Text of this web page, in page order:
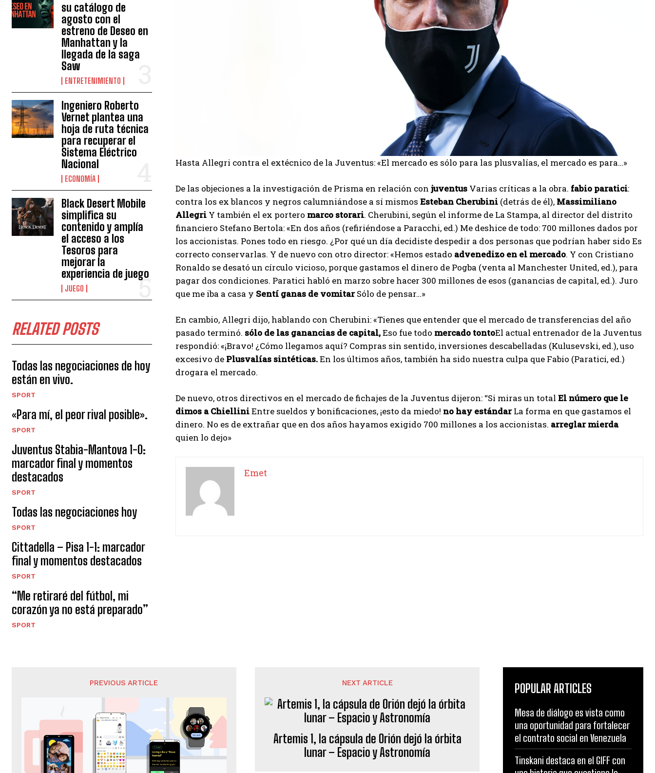
I WANT IN
I've read and accept the Privacy Policy.
su catálogo de
agosto con el
estreno de Deseo en
Manhattan y la
llegada de la saga
Saw
ENTRETENIMIENTO
Ingeniero Roberto
Vernet plantea una
hoja de ruta técnica
para recuperar el
Sistema Eléctrico
Nacional
ECONOMÍA
Black Desert Mobile
simplifica su
contenido y amplía
el acceso a los
Tesoros para
mejorar la
experiencia de juego
JUEGO
RELATED POSTS
Todas las negociaciones de hoy
están en vivo.
SPORT
«Para mí, el peor rival posible».
SPORT
Juventus Stabia-Mantova 1-0:
marcador final y momentos
destacados
SPORT
Todas las negociaciones hoy
SPORT
Cittadella – Pisa 1-1: marcador
final y momentos destacados
SPORT
“Me retiraré del fútbol, ​​mi
corazón ya no está preparado”
SPORT
Hasta Allegri contra el extécnico de la Juventus: «El mercado es sólo para las plusvalías, el mercado es para…»
De las objeciones a la investigación de Prisma en relación con juventus Varias críticas a la obra. fabio paratici:
contra los ex blancos y negros calumniándose a sí mismos Esteban Cherubini (detrás de él), Massimiliano
Allegri Y también el ex portero marco storari. Cherubini, según el informe de La Stampa, al director del distrito
financiero Stefano Bertola: «En dos años (refiriéndose a Paracchi, ed.) Me deshice de todo: 700 millones dados por
los accionistas. Pones todo en riesgo. ¿Por qué un día decidiste despedir a dos personas que podrían haber sido Es
correcto conservarlas. Y de nuevo con otro director: «Hemos estado advenedizo en el mercado. Y con Cristiano
Ronaldo se desató un círculo vicioso, porque gastamos el dinero de Pogba (venta al Manchester United, ed.), para
pagar dos condiciones. Paratici habló en marzo sobre hacer 300 millones de esos (ganancias de capital, ed.). Juro
que me iba a casa y Sentí ganas de vomitarSólo de pensar…»
En cambio, Allegri dijo, hablando con Cherubini: «Tienes que entender que el mercado de transferencias del año
pasado terminó. sólo de las ganancias de capital,Eso fue todo mercado tontoEl actual entrenador de la Juventus
respondió: «¡Bravo! ¿Cómo llegamos aquí? Compras sin sentido, inversiones descabelladas (Kulusevski, ed.), uso
excesivo de Plusvalías sintéticas.En los últimos años, también ha sido nuestra culpa que Fabio (Paratici, ed.)
drogara el mercado.
De nuevo, otros directivos en el mercado de fichajes de la Juventus dijeron: “Si miras un total El número que le
dimos a ChielliniEntre sueldos y bonificaciones, ¡esto da miedo! no hay estándarLa forma en que gastamos el
dinero. No es de extrañar que en dos años hayamos exigido 700 millones a los accionistas. arreglar mierda
quien lo dejo»
Emet
PREVIOUS ARTICLE NEXT ARTICLE
Artemis 1, la cápsula de Orión dejó la órbita
lunar – Espacio y Astronomía
POPULAR ARTICLES
Mesa de diálogo es vista como
una oportunidad para fortalecer
el contrato social en Venezuela
Tinskani destaca en el GIFF con